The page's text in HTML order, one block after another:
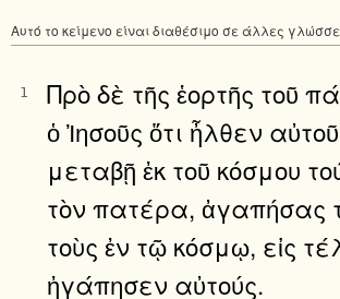
Αυτό το κείμενο είναι διαθέσιμο σε άλλες
1
Πρὸ δὲ τῆς ἑορτῆς τοῦ
ὁ Ἰησοῦς ὅτι ἦλθεν
μεταβῇ ἐκ τοῦ κόσμου
τὸν πατέρα, ἀγαπήσας
τοὺς ἐν τῷ κόσμῳ, εἰς
ἠγάπησεν αὐτούς.